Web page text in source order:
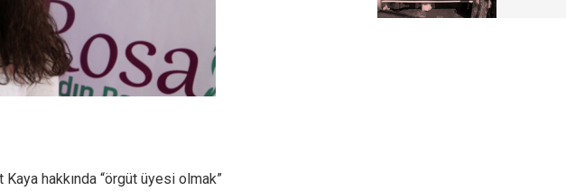
hakkında “örgüt üyesi olmak”